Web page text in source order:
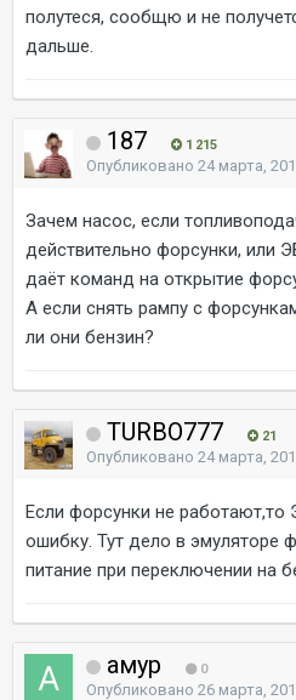
полутеся, сообщю и не
дальше.
187 1 215
Опубликовано 24 марта,
Зачем насос, если
действительно форсунки, или
даёт команд на открытие
А если снять рампу с
ли они бензин?
TURBO777 21
Опубликовано 24 марта,
Если форсунки не работают,то
ошибку. Тут дело в эмуляторе
питание при переключении на
амур 0
Опубликовано 26 марта,